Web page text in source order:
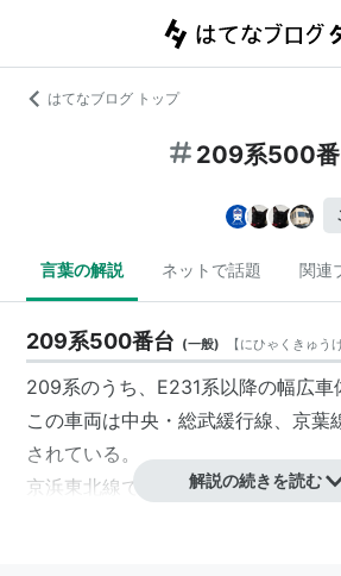
はてなブログ トップ
209系500
言葉の解説 ネットで話題 関連
209系500番台 (一般) 【にひゃくきゅう
209系のうち、E231系以降の幅広車
この車両は中央・総武緩行線、京葉
されている。
京浜東北線でも運行されていたが、
解説の続きを読む